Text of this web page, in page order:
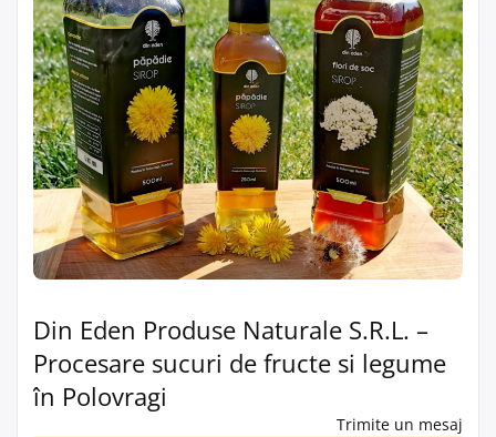
Din Eden Produse Naturale S.R.L. –
Procesare sucuri de fructe si legume
în Polovragi
Trimite un mesaj